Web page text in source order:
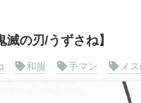
の刃/うずさね】
和服 手マン メ